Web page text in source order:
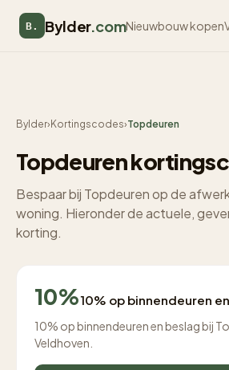
B. Bylder.comNieuwbouw kopen
Bylder› Kortingscodes›Topdeuren
Topdeuren
Bespaar bij Topdeuren op de
woning. Hieronder de actuele,
korting.
10%10% op binnendeuren
10% op binnendeuren en beslag bij
Veldhoven.